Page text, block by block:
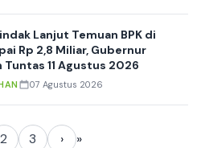
Lanjut Temuan BPK di
Rp 2,8 Miliar, Gubernur
Tuntas 11 Agustus 2026
07 Agustus 2026
2 3 › »